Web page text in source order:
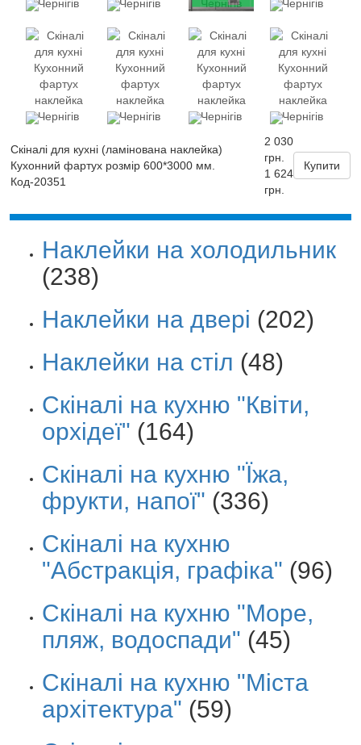
Скіналі для кухні (ламінована наклейка)
Кухонний фартух розмір 600*3000 мм.
Код-20351
2 030
грн.
1 624
грн.
Купити
Наклейки на холодильник
(238)
Наклейки на двері (202)
Наклейки на стіл (48)
Скіналі на кухню "Квіти,
орхідеї" (164)
Скіналі на кухню "Їжа,
фрукти, напої" (336)
Скіналі на кухню
"Абстракція, графіка" (96)
Скіналі на кухню "Море,
пляж, водоспади" (45)
Скіналі на кухню "Міста
архітектура" (59)